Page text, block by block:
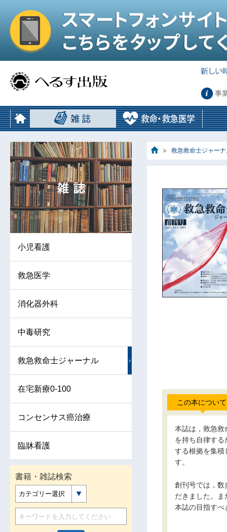
事
救急救命士ジャー
この本について
本誌は，救急救
を持ち自律す
する根拠を集積
す。
創刊号では，数
だきました。
本誌の目指すべ
小児看護
救急医学
消化器外科
中毒研究
救急救命士ジャーナル
在宅新療0-100
コンセンサス癌治療
臨牀看護
書籍・雑誌検索
カテゴリー選択